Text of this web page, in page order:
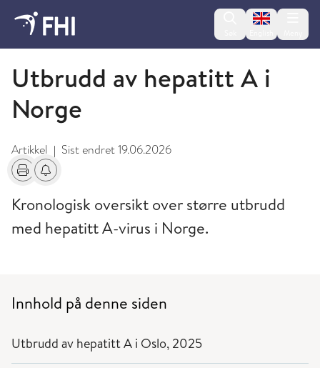
Change
Varsling og oppklaring av utbrudd
Utbrudd av hepatitt A i
Norge
Artikkel | Sist endret19.06.2026
Skriv utFå varsel om endringer
Kronologisk oversikt over større utbrudd
med hepatitt A-virus i Norge.
Innhold på denne siden
Utbrudd av hepatitt A i Oslo, 2025